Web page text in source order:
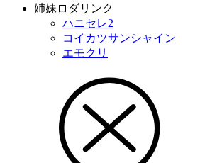
姉妹ロダリンク
ハニセレ2
コイカツサンシャイン
エモクリ